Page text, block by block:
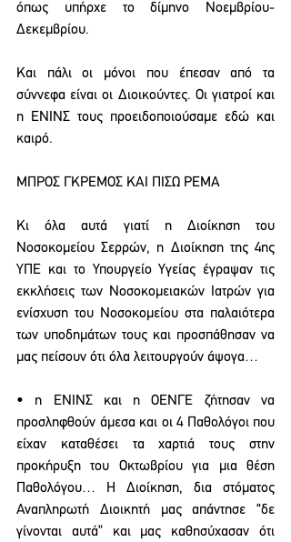
όπως υπήρχε το δίμηνο Νοεμβρίου-
Δεκεμβρίου.
Και πάλι οι μόνοι που έπεσαν από τα
σύννεφα είναι οι Διοικούντες. Οι γιατροί και
η ΕΝΙΝΣ τους προειδοποιούσαμε εδώ και
καιρό.
ΜΠΡΟΣ ΓΚΡΕΜΟΣ ΚΑΙ ΠΙΣΩ ΡΕΜΑ
Κι όλα αυτά γιατί η Διοίκηση του
Νοσοκομείου Σερρών, η Διοίκηση της 4ης
ΥΠΕ και το Υπουργείο Υγείας έγραψαν τις
εκκλήσεις των Νοσοκομειακών Ιατρών για
ενίσχυση του Νοσοκομείου στα παλαιότερα
των υποδημάτων τους και προσπάθησαν να
μας πείσουν ότι όλα λειτουργούν άψογα…
• η ΕΝΙΝΣ και η ΟΕΝΓΕ ζήτησαν να
προσληφθούν άμεσα και οι 4 Παθολόγοι που
είχαν καταθέσει τα χαρτιά τους στην
προκήρυξη του Οκτωβρίου για μια θέση
Παθολόγου… Η Διοίκηση, δια στόματος
Αναπληρωτή Διοικητή μας απάντησε “δε
γίνονται αυτά” και μας καθησύχασαν ότι